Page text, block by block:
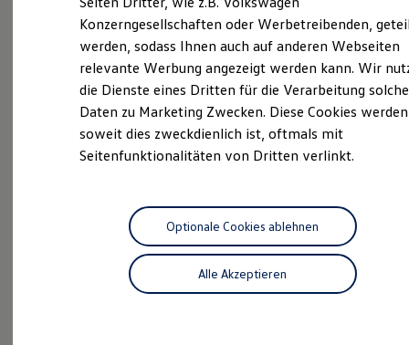
Kurzfahrprofile und Ölverdünnung
Batterieverordnung
XTL-Dieselkraftstoff
Ersatzteile und Betriebsflüssigkeiten
Original Zubehör und Lifestyle Produkte
myVolkswagen
myVolkswagen Business
Elektrisch & Autonom
Unser Ansatz
Reichweitensimulator
Ladezeitensimulator
Ladelösungen für Privatkunden
Ladelösungen für Gewerbekunden
Wallbox und Ladekabel
Bidirektionales Laden
ID.
Service
ServicePlus
Volkswagen Economy
Service
Konzerngesellschaften oder Werbetreibenden,
werden, sodass Ihnen auch auf anderen Webseiten
relevante Werbung angezeigt werden kann. Wir
die Dienste eines Dritten für die Verarbeitung
Daten zu Marketing Zwecken. Diese Cookies
soweit dies zweckdienlich ist, oftmals mit
Seitenfunktionalitäten von Dritten verlinkt.
Alle Akzeptieren
Optionale Cookies ablehnen